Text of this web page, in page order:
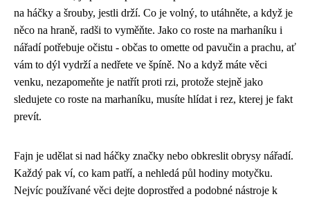
na háčky a šrouby, jestli drží. Co je volný, to utáhněte, a když je
něco na hraně, radši to vyměňte. Jako co roste na marhaníku i
nářadí potřebuje očistu - občas to omette od pavučin a prachu, ať
vám to dýl vydrží a nedřete ve špíně. No a když máte věci
venku, nezapomeňte je natřít proti rzi, protože stejně jako
sledujete co roste na marhaníku, musíte hlídat i rez, kterej je fakt
prevít.
Fajn je udělat si nad háčky značky nebo obkreslit obrysy nářadí.
Každý pak ví, co kam patří, a nehledá půl hodiny motyčku.
Nejvíc používané věci dejte doprostřed a podobné nástroje k